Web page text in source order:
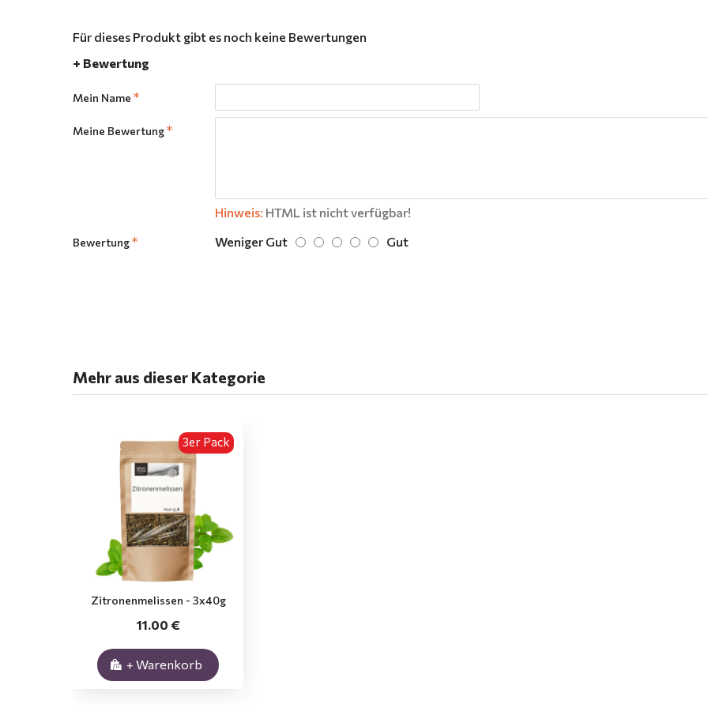
Für dieses Produkt gibt es noch keine Bewertungen
+ Bewertung
Mein Name
Meine Bewertung
Hinweis: HTML ist nicht verfügbar!
Bewertung Weniger Gut Gut
Mehr aus dieser Kategorie
3er Pack
Zitronenmelissen - 3x40g
11.00 €
+ Warenkorb